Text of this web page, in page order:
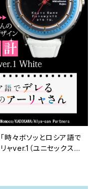
時々ボソッとロシア語で
ャver.1（ユニセックス
ト色：ホワイト 価格1